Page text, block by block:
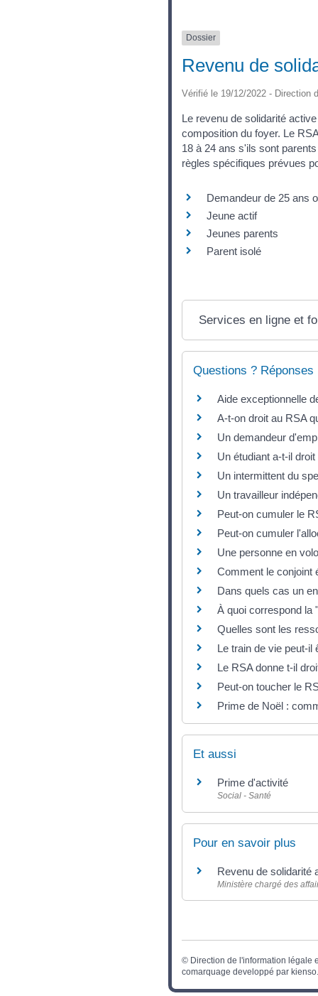
Dossier
Revenu de
Vérifié le 19/12/2022 - Direction
Le revenu de solidarité
composition du foyer. Le
18 à 24 ans s'ils sont
règles spécifiques prévues
Demandeur de 25 ans
Jeune actif
Jeunes parents
Parent isolé
Services en ligne et
Questions ? Réponses
Aide exceptionnelle
A-t-on droit au RSA
Un demandeur
Un étudiant a-t-il
Un intermittent du
Un travailleur
Peut-on cumuler le
Peut-on cumuler
Une personne en
Comment le conjoint
Dans quels cas un
À quoi correspond la
Quelles sont les
Le train de vie peut-il
Le RSA donne t-il
Peut-on toucher le
Prime de Noël :
Et aussi
Prime d'activité
Social - Santé
Pour en savoir plus
Revenu de solidarité
Ministère chargé des
© Direction de l'information légale
comarquage developpé par